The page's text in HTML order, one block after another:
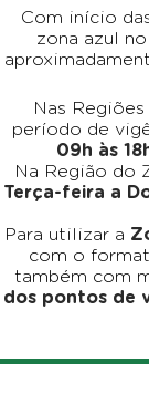
Com início
zona azul
Nas
período de
09h às
Na Região do
Terça-feira a
Para utilizar a
com o
também com
dos pontos de